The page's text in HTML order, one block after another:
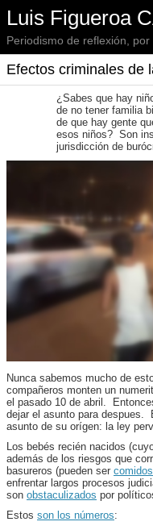
Luis Figueroa
Periodismo de reflexión,
Efectos criminales de
¿Sabes que hay
de no tener familia
de que hay gente
esos niños? Son
jurisdicción de
Nunca sabemos mucho de
compañeros monten un
el pasado 10 de abril.
dejar el asunto para despues.
asunto de su orígen: la ley
Los bebés recién nacidos
además de los riesgos que
basureros (pueden ser
enfrentar largos procesos
son obstaculizados por
Estos son los números: